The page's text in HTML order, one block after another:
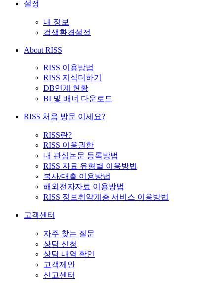
설정
내 정보
검색환경설정
About RISS
RISS 이용방법
RISS 지식더하기
DB연계 현황
BI 및 배너 다운로드
RISS 처음 방문 이세요?
RISS란?
RISS 이용권한
내 관심논문 등록방법
RISS 자료 유형별 이용방법
복사/대출 이용방법
해외전자자료 이용방법
RISS 정보취약계층 서비스 이용방법
고객센터
자주 찾는 질문
상담 신청
상담 내역 확인
고객제안
신고센터